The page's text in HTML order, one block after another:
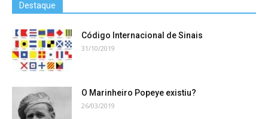
Destaque
Código Internacional de Sinais
31/10/2019
O Marinheiro Popeye existiu?
26/03/2019